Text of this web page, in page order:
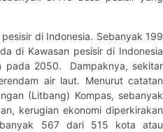
di Indonesia. Sebanyak 199
di Kawasan pesisir di Indonesia
pada 2050. Dampaknya, sekitar
air laut. Menurut catatan
(Litbang) Kompas, sebanyak
kerugian ekonomi diperkirakan
567 dari 515 kota atau